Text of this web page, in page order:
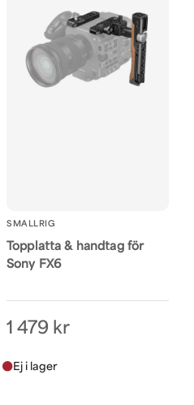
SMALLRIG
Topplatta & handtag för
Sony FX6
1 479 kr